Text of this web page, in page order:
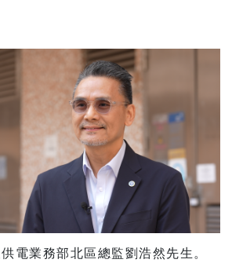
電業務部北區總監劉浩然先生。